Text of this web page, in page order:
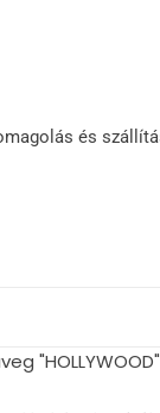
és
"HOLLYWOOD"